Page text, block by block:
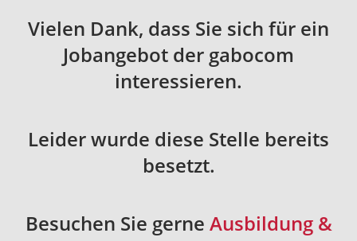
Vielen Dank, dass Sie sich für ein
Jobangebot der gabocom
interessieren.
Leider wurde diese Stelle bereits
besetzt.
Besuchen Sie gerne Ausbildung &